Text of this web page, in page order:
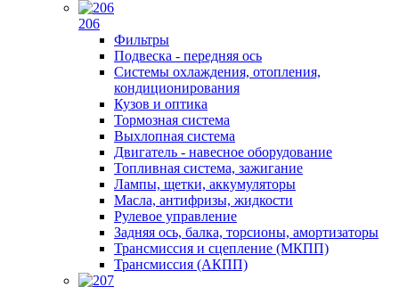
206
Фильтры
Подвеска - передняя ось
Системы охлаждения, отопления,
кондиционирования
Кузов и оптика
Тормозная система
Выхлопная система
Двигатель - навесное оборудование
Топливная система, зажигание
Лампы, щетки, аккумуляторы
Масла, антифризы, жидкости
Рулевое управление
Задняя ось, балка, торсионы, амортизаторы
Трансмиссия и сцепление (МКПП)
Трансмиссия (АКПП)